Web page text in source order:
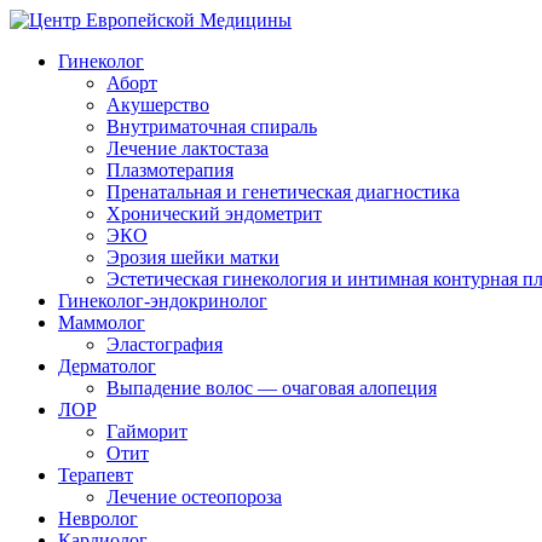
Гинеколог
Аборт
Акушерство
Внутриматочная спираль
Лечение лактостаза
Плазмотерапия
Пренатальная и генетическая диагностика
Хронический эндометрит
ЭКО
Эрозия шейки матки
Эстетическая гинекология и интимная контурная
Гинеколог-эндокринолог
Маммолог
Эластография
Дерматолог
Выпадение волос — очаговая алопеция
ЛОР
Гайморит
Отит
Терапевт
Лечение остеопороза
Невролог